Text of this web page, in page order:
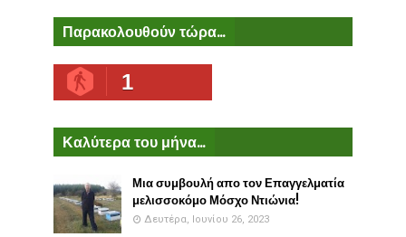
Παρακολουθούν τώρα...
1
Καλύτερα του μήνα...
Μια συμβουλή απο τον Επαγγελματία
μελισσοκόμο Μόσχο Ντιώνια!
Δευτέρα, Ιουνίου 26, 2023